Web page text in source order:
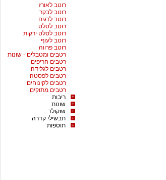
רוטב לאורז
רוטב לבקר
רוטב לדגים
רוטב לסלט
רוטב לסלט ירקות
רוטב לעוף
רוטב פרווה
רטבים ומטבלים - שונות
רטבים חריפים
רטבים לגלידה
רטבים לפסטה
רטבים לקינוחים
רטבים מתוקים
ריבות
שונות
שוקולד
תבשילי קדרה
תוספות